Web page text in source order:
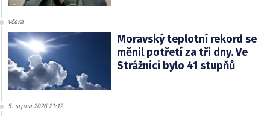
včera
Moravský teplotní rekord se
měnil potřetí za tři dny. Ve
Strážnici bylo 41 stupňů
5. srpna 2026 21:12